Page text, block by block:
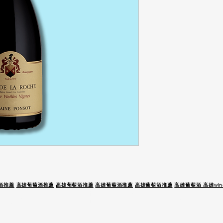
推薦 高雄葡萄酒推薦 高雄葡萄酒推薦 高雄葡萄酒推薦 高雄葡萄酒推薦 高雄葡萄酒 高雄